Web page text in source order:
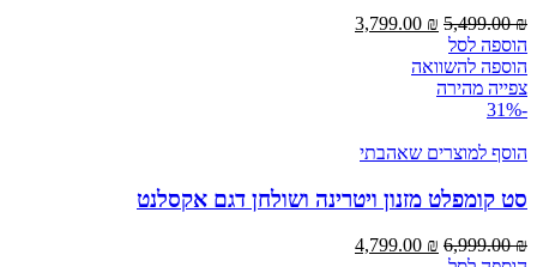
5,499.00₪
המחיר
היה:
5,499.00 ₪.
3,799.00 ₪
הוספה לסל
הוספה להשוואה
צפייה מהירה
-31%
הוסף למוצרים שאהבתי
סט קומפלט מזנון ויטרינה ושולחן דגם אקסלנט
6,999.00₪
המחיר
4,799.00 ₪
המחיר